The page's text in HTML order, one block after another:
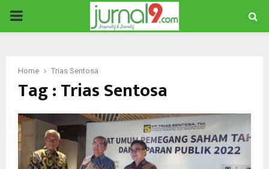
PRIMARY
Home Trias Sentosa
Tag : Trias Sentosa